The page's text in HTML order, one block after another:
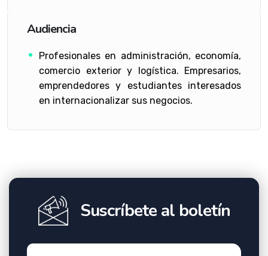
Audiencia
Profesionales en administración, economía,
comercio exterior y logística. Empresarios,
emprendedores y estudiantes interesados
en internacionalizar sus negocios.
Suscríbete al boletín